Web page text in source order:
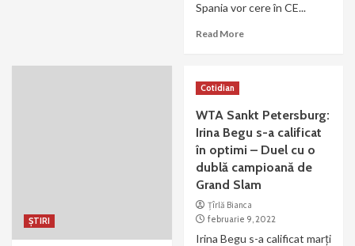
Spania vor cere în CE...
Read More
ȘTIRI
Cotidian
WTA Sankt Petersburg:
Irina Begu s-a calificat
în optimi – Duel cu o
dublă campioană de
Grand Slam
Țîrlă Bianca
februarie 9, 2022
Irina Begu s-a calificat marți